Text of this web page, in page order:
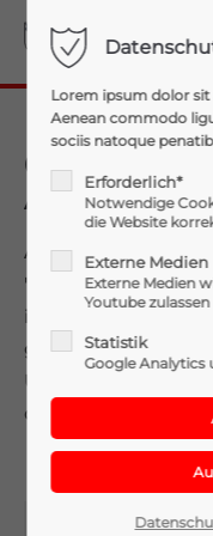
Login
Benutzername
Passwort
Register|Lost your
Support
09.07.2021
Am 09.07.21 wurden
"Verkehrsunfall
ist aus unbekannter
gekommen und auf
Unsere Wehr stellte
die Fahrbahn.
Lorem ipsum dolor
Aenean commodo
sociis natoque
Erforderlich*
Notwendige
die Website
Externe Medien
Externe Medien
Youtube zulassen
Statistik
Google Analytics